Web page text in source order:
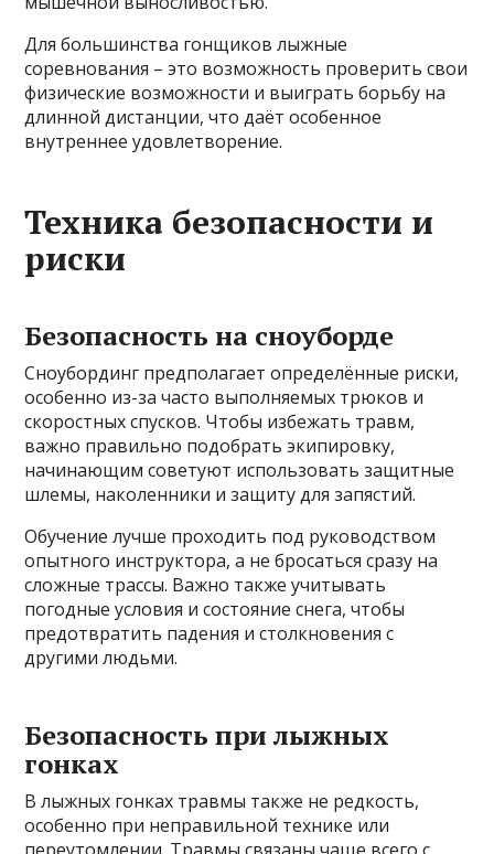
Для большинства гонщиков лыжные
соревнования – это возможность проверить свои
физические возможности и выиграть борьбу на
длинной дистанции, что даёт особенное
внутреннее удовлетворение.
Техника безопасности и
риски
Безопасность на сноуборде
Сноубординг предполагает определённые риски,
особенно из-за часто выполняемых трюков и
скоростных спусков. Чтобы избежать травм,
важно правильно подобрать экипировку,
начинающим советуют использовать защитные
шлемы, наколенники и защиту для запястий.
Обучение лучше проходить под руководством
опытного инструктора, а не бросаться сразу на
сложные трассы. Важно также учитывать
погодные условия и состояние снега, чтобы
предотвратить падения и столкновения с
другими людьми.
Безопасность при лыжных
гонках
В лыжных гонках травмы также не редкость,
особенно при неправильной технике или